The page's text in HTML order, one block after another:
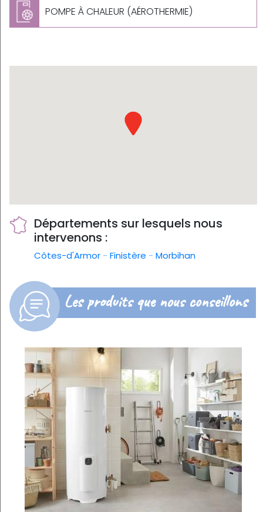
POMPE À CHALEUR (AÉROTHERMIE)
Départements sur lesquels nous
intervenons :
Côtes-d'Armor - Finistère - Morbihan
Les produits que nous conseillons